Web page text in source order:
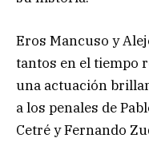
Eros Mancuso y
tantos en el tiempo
una actuación
a los penales de
Cetré y Fernando